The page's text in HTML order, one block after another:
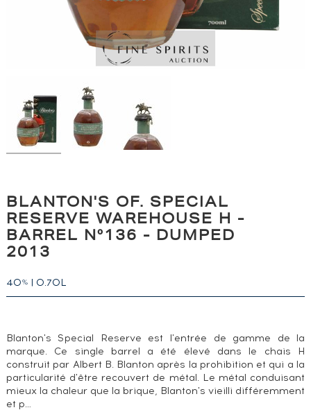
BLANTON'S OF. SPECIAL
RESERVE WAREHOUSE H -
BARREL N°136 - DUMPED
2013
40% | 0.70L
Blanton's Special Reserve est l'entrée de gamme de la
marque. Ce single barrel a été élevé dans le chais H
construit par Albert B. Blanton après la prohibition et qui a la
particularité d'être recouvert de métal. Le métal conduisant
mieux la chaleur que la brique, Blanton's vieilli différemment
et p…